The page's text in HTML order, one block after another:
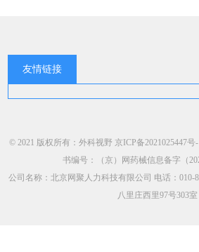
友情链接
© 2021 版权所有：外科视野 京ICP备2021025447号-
书编号：（京）网药械信息备字（
公司名称：北京网聚人力科技有限公司 电话：010-
八里庄西里97号303室